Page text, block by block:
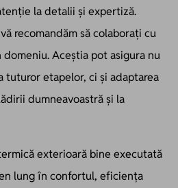
la detalii și expertiză.
recomandăm să colaborați cu
Aceștia pot asigura nu
tuturor etapelor, ci și adaptarea
dumneavoastră și la
exterioară bine executată
lung în confortul, eficiența